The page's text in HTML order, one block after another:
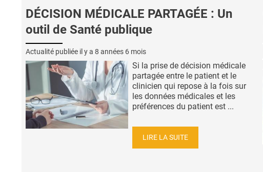
DÉCISION MÉDICALE PARTAGÉE : Un
outil de Santé publique
Actualité publiée il y a 8 années 6 mois
Si la prise de décision médicale
partagée entre le patient et le
clinicien qui repose à la fois sur
les données médicales et les
préférences du patient est ...
LIRE LA SUITE